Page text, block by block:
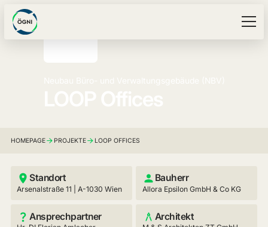
HOMEPAGE PROJEKTE LOOP OFFICES
Standort
Arsenalstraße 11 | A-1030 Wien
Bauherr
Allora Epsilon GmbH & Co KG
Ansprechpartner Architekt